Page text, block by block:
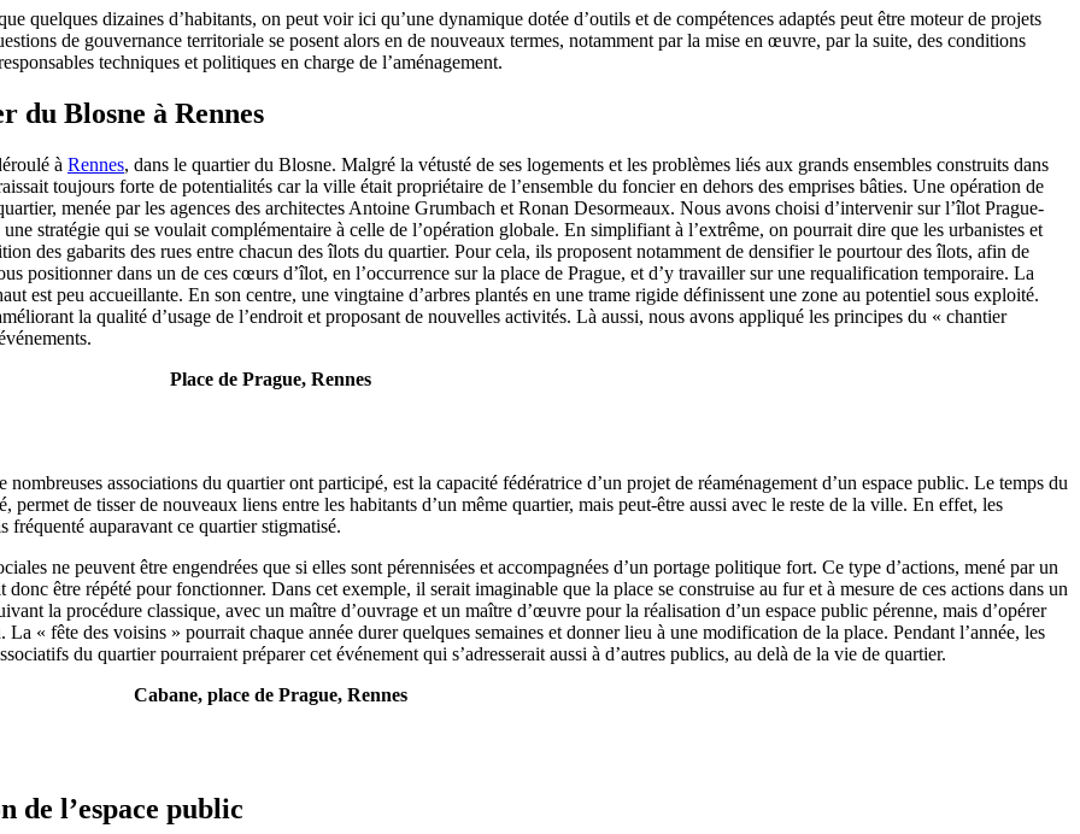
quelques dizaines d’habitants, on peut voir ici qu’une dynamique dotée d’outils et de compétences adaptés peut être moteur de projets
de gouvernance territoriale se posent alors en de nouveaux termes, notamment par la mise en œuvre, par la suite, des conditions
techniques et politiques en charge de l’aménagement.
du Blosne à Rennes
à Rennes, dans le quartier du Blosne. Malgré la vétusté de ses logements et les problèmes liés aux grands ensembles construits dans
toujours forte de potentialités car la ville était propriétaire de l’ensemble du foncier en dehors des emprises bâties. Une opération de
menée par les agences des architectes Antoine Grumbach et Ronan Desormeaux. Nous avons choisi d’intervenir sur l’îlot Prague-
stratégie qui se voulait complémentaire à celle de l’opération globale. En simplifiant à l’extrême, on pourrait dire que les urbanistes et
des gabarits des rues entre chacun des îlots du quartier. Pour cela, ils proposent notamment de densifier le pourtour des îlots, afin de
positionner dans un de ces cœurs d’îlot, en l’occurrence sur la place de Prague, et d’y travailler sur une requalification temporaire. La
est peu accueillante. En son centre, une vingtaine d’arbres plantés en une trame rigide définissent une zone au potentiel sous exploité.
la qualité d’usage de l’endroit et proposant de nouvelles activités. Là aussi, nous avons appliqué les principes du « chantier
Place de Prague, Rennes
associations du quartier ont participé, est la capacité fédératrice d’un projet de réaménagement d’un espace public. Le temps du
de tisser de nouveaux liens entre les habitants d’un même quartier, mais peut-être aussi avec le reste de la ville. En effet, les
fréquenté auparavant ce quartier stigmatisé.
ne peuvent être engendrées que si elles sont pérennisées et accompagnées d’un portage politique fort. Ce type d’actions, mené par un
être répété pour fonctionner. Dans cet exemple, il serait imaginable que la place se construise au fur et à mesure de ces actions dans un
la procédure classique, avec un maître d’ouvrage et un maître d’œuvre pour la réalisation d’un espace public pérenne, mais d’opérer
« fête des voisins » pourrait chaque année durer quelques semaines et donner lieu à une modification de la place. Pendant l’année, les
du quartier pourraient préparer cet événement qui s’adresserait aussi à d’autres publics, au delà de la vie de quartier.
Cabane, place de Prague, Rennes
de l’espace public